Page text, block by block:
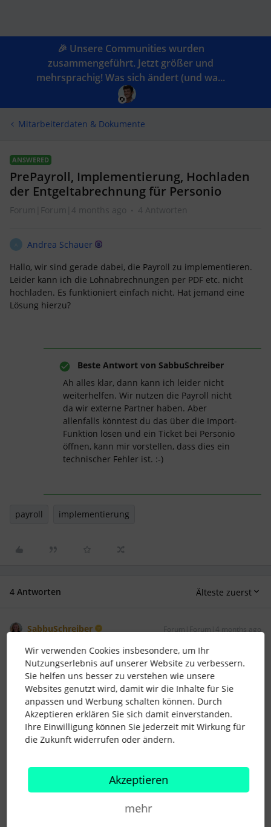
🎉 Unsere Communities wurden
zusammengeführt. Jetzt größer und
mehrsprachig! Was sich ändert (und wa...
Mitarbeiterdaten & Dokumente
ANSWERED
PrePayroll, Implementierung, Hochladen
der Entgeltabrechnung für Personio
Forum|Forum|4 months ago 4 Antworten
A
Andrea Schauer
Hallo, wir sind gerade dabei, die Payroll zu implementieren.
Leider kann ich die Lohnabrechnungen per PDF etc. nicht
hochladen. Es funktioniert einfach nicht. Hat jemand eine
Lösung hierzu?
Beste Antwort von SabbuSchreiber
Ah alles klar, dann kann ich leider nicht
weiterhelfen. Wir nutzen die Payroll nicht
da wir externe Partner haben. Aber
allenfalls könntest du das über die Import-
Funktion lösen und ein Ticket bei Personio
öffnen, kann mir vorstellen, dass dies ein
technischer Fehler ist. :-)
payroll implementierung
4 Antworten Älteste zuerst
SabbuSchreiber Forum|Forum|4 months ago
@Andrea Schauer,
Machst du den upload über die Import Funktion in den
Einstellungen?
1 Personen gefällt dies
Andrea Schauer AUTOR*IN Forum|Forum|4 months ago
Wir verwenden Cookies insbesondere, um Ihr
Nutzungserlebnis auf unserer Website zu verbessern.
Sie helfen uns besser zu verstehen wie unsere
Websites genutzt wird, damit wir die Inhalte für Sie
anpassen und Werbung schalten können. Durch
Akzeptieren erklären Sie sich damit einverstanden.
Ihre Einwilligung können Sie jederzeit mit Wirkung für
die Zukunft widerrufen oder ändern.
Akzeptieren
mehr